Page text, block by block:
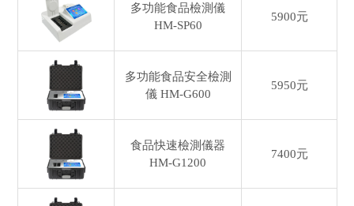
多功能食品檢測儀
HM-SP60
5900元
多功能食品安全檢測
儀 HM-G600
5950元
食品快速檢測儀器
HM-G1200
7400元